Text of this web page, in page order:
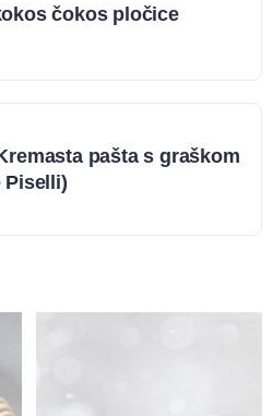
čokos pločice
pašta s graškom
Piselli)